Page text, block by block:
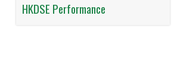
HKDSE Performance